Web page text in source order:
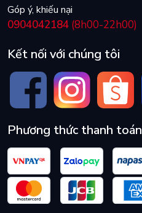
Góp ý, khiếu nại
0904042184 (8h00-22h00)
Kết nối với chúng tôi
Phương thức thanh toán